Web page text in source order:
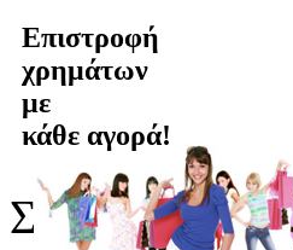
Επιστροφή
χρημάτων
με
κάθε αγορά!
Συνδεδεμένοι